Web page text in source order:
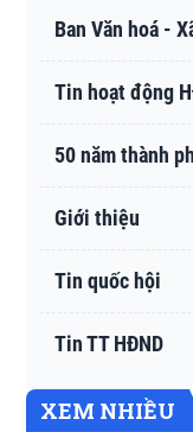
Ban Văn hoá -
Tin hoạt động
50 năm thành
Giới thiệu
Tin quốc hội
Tin TT HĐND
XEM NHIỀU